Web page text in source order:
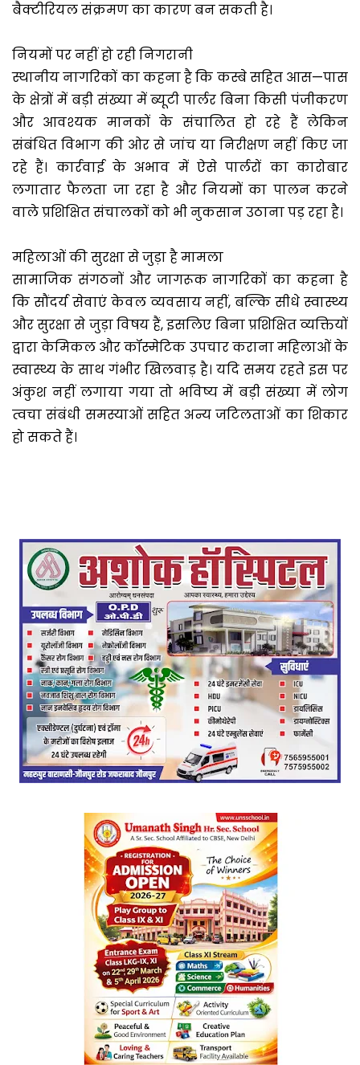
बैक्टीरियल संक्रमण का कारण बन सकती है।
नियमों पर नहीं हो रही निगरानी
स्थानीय नागरिकों का कहना है कि कस्बे सहित आस—पास
के क्षेत्रों में बड़ी संख्या में ब्यूटी पार्लर बिना किसी पंजीकरण
और आवश्यक मानकों के संचालित हो रहे हैं लेकिन
संबंधित विभाग की ओर से जांच या निरीक्षण नहीं किए जा
रहे हैं। कार्रवाई के अभाव में ऐसे पार्लरों का कारोबार
लगातार फैलता जा रहा है और नियमों का पालन करने
वाले प्रशिक्षित संचालकों को भी नुकसान उठाना पड़ रहा है।
महिलाओं की सुरक्षा से जुड़ा है मामला
सामाजिक संगठनों और जागरूक नागरिकों का कहना है
कि सौंदर्य सेवाएं केवल व्यवसाय नहीं, बल्कि सीधे स्वास्थ्य
और सुरक्षा से जुड़ा विषय हैं, इसलिए बिना प्रशिक्षित व्यक्तियों
द्वारा केमिकल और कॉस्मेटिक उपचार कराना महिलाओं के
स्वास्थ्य के साथ गंभीर खिलवाड़ है। यदि समय रहते इस पर
अंकुश नहीं लगाया गया तो भविष्य में बड़ी संख्या में लोग
त्वचा संबंधी समस्याओं सहित अन्य जटिलताओं का शिकार
हो सकते हैं।